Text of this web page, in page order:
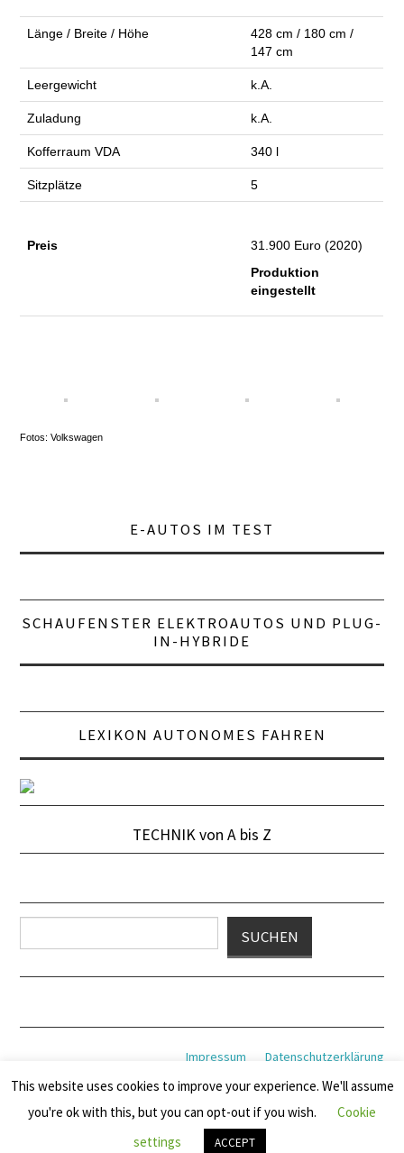
Länge / Breite / Höhe
428 cm / 180 cm /
147 cm
Leergewicht k.A.
Zuladung k.A.
Kofferraum VDA 340 l
Sitzplätze 5
Preis
31.900 Euro (2020)
Produktion
eingestellt
Fotos: Volkswagen
E-AUTOS IM TEST
SCHAUFENSTER ELEKTROAUTOS UND PLUG-
IN-HYBRIDE
LEXIKON AUTONOMES FAHREN
TECHNIK von A bis Z
SUCHEN
Datenschutzerklärung
Impressum
© 2026 MOTORFUTURE. ALLE RECHTE VORBEHALTEN.
FASHIONISTA
VON ATHEMES
This website uses cookies to improve your experience. We'll assume
you're ok with this, but you can opt-out if you wish.
Cookie
settings
ACCEPT